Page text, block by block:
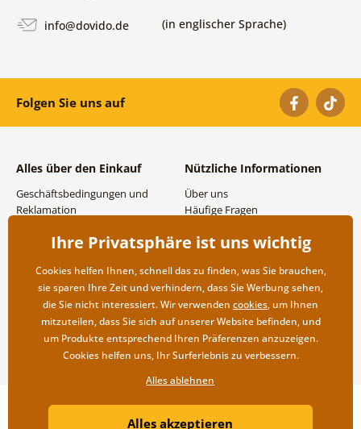
info@dovido.de (in englischer Sprache)
Folgen Sie uns auf
Alles über den Einkauf
Geschäftsbedingungen und
Reklamation
Versand- und
Rücksendung der Ware
Nützliche Informationen
Über uns
Häufige Fragen
Großhandel und
Copyright ©2019 © Dovido.de.
Litvanyi.sk| Online-Shop erstellt von
Ihre Privatsphäre ist uns wichtig
Cookies helfen Ihnen, schnell das zu finden, was Sie brauchen,
sie sparen Ihre Zeit und verhindern, dass Sie Werbung sehen,
die Sie nicht interessiert. Wir verwenden cookies, um Ihnen
mitzuteilen, dass Sie sich auf unserer Website befinden, und
um Produkte entsprechend Ihren Präferenzen anzuzeigen.
Cookies helfen uns, Ihr Surferlebnis zu verbessern.
Alles ablehnen
Alles akzeptieren